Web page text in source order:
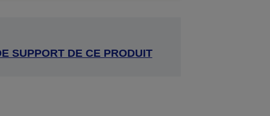
SUPPORT DE CE PRODUIT